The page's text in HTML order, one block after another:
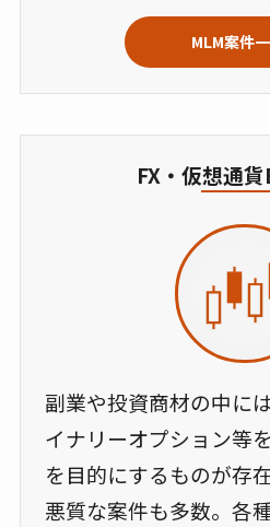
MLM案件
FX・仮想通
副業や投資商材の中に
イナリーオプション等
を目的にするものが存
悪質な案件も多数。各